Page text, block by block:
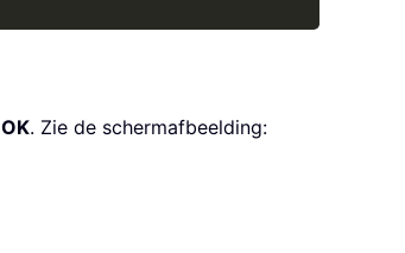
OK. Zie de schermafbeelding: